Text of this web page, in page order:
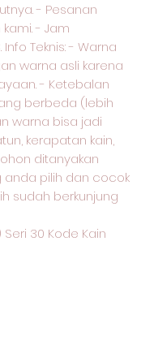
- Pesanan
- Jam
Info Teknis: - Warna
warna asli karena
- Ketebalan
berbeda (lebih
warna bisa jadi
kerapatan kain,
ditanyakan
anda pilih dan cocok
sudah berkunjung
30 Kode Kain